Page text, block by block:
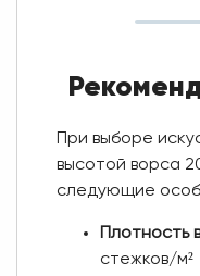
При выборе
высотой ворса
следующие
Плотность
стежков/м²